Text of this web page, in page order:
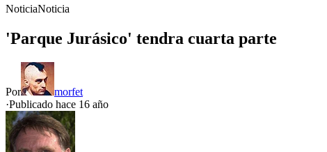
NoticiaNoticia
'Parque Jurásico' tendra cuarta parte
Por
morfet
·Publicado hace 16 año